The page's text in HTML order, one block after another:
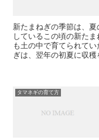
新たまねぎの季節は、
しているこの頃の新た
も土の中で育てられて
ぎは、翌年の初夏に収
タマネギの育て方